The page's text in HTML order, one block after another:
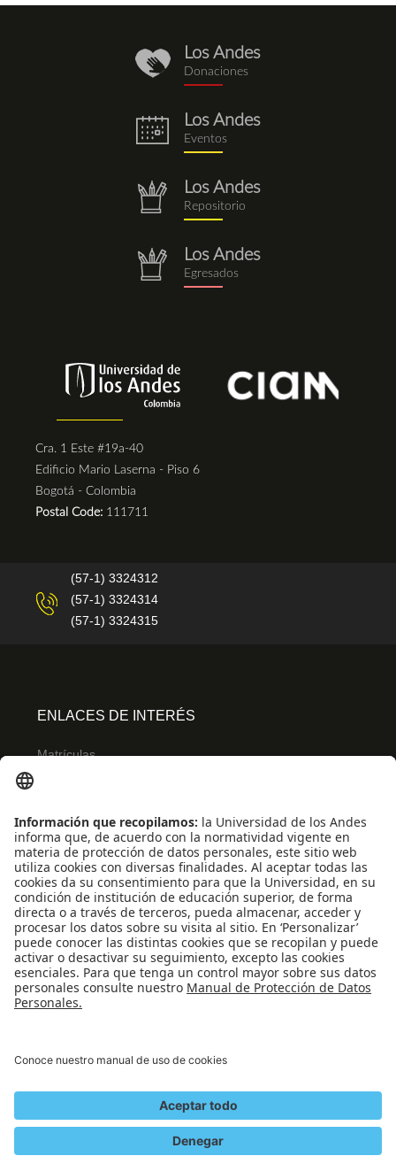
donaciones.png
Los Andes
Donaciones
eventos.png
Los Andes
Eventos
repositorio.png
Los Andes
Repositorio
repositorio.png
Los Andes
Egresados
Cra. 1 Este #19a-40
Edificio Mario Laserna - Piso 6
Bogotá - Colombia
Postal Code: 111711
(57-1) 3324312
(57-1) 3324314
(57-1) 3324315
ENLACES DE INTERÉS
Matrículas
Biblioteca
Eventos
Educación continua
SCOPUS
Decanatura de Estudiantes
WEB OF SCIENCE
Reconocimiento como Universidad: Decreto 1297 del 30 de mayo de 1964.
Reconocimiento personería jurídica: Resolución 28 del 23 de febrero de 1949